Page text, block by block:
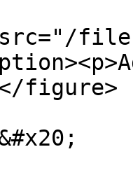
files/
figure>